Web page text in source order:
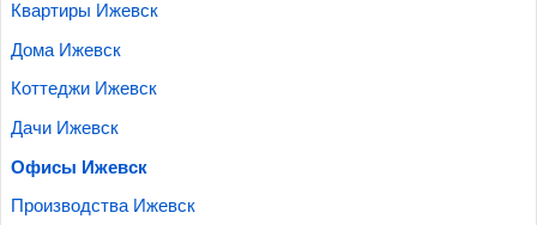
Квартиры Ижевск
Дома Ижевск
Коттеджи Ижевск
Дачи Ижевск
Офисы Ижевск
Производства Ижевск